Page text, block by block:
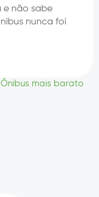
e não sabe
nunca foi